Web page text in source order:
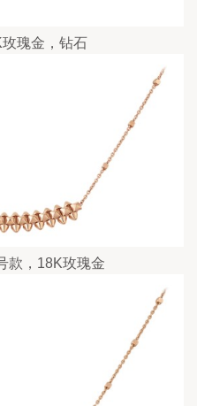
瑰金，钻石
款，18K玫瑰金